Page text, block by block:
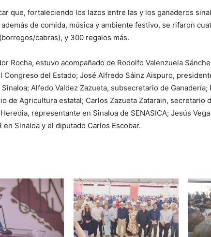
que, fortaleciendo los lazos entre las y los ganaderos
de comida, música y ambiente festivo, se rifaron
cabras), y 300 regalos más.
Rocha, estuvo acompañado de Rodolfo Valenzuela
Congreso del Estado; José Alfredo Sáinz Aispuro,
Alfedo Valdez Zazueta, subsecretario de Ganadería;
de Agricultura estatal; Carlos Zazueta Zatarain, secretario
representante en Sinaloa de SENASICA; Jesús
en Sinaloa y el diputado Carlos Escobar.